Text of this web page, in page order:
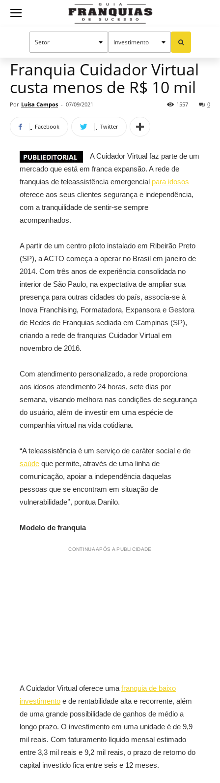
Guia
Mercado de franquias
Franquia Cuidador Virtual
custa menos de R$ 10 mil
Por Luísa Campos - 07/09/2021 0
1557
Facebook Twitter
A Cuidador Virtual faz parte de um
mercado que está em franca expansão. A rede de
franquias de teleassistência emergencial para idosos
oferece aos seus clientes segurança e independência,
com a tranquilidade de sentir-se sempre
acompanhados.
A partir de um centro piloto instalado em Ribeirão Preto
(SP), a ACTO começa a operar no Brasil em janeiro de
2014. Com três anos de experiência consolidada no
interior de São Paulo, na expectativa de ampliar sua
presença para outras cidades do país, associa-se à
Inova Franchising, Formatadora, Expansora e Gestora
de Redes de Franquias sediada em Campinas (SP),
criando a rede de franquias Cuidador Virtual em
novembro de 2016.
Com atendimento personalizado, a rede proporciona
aos idosos atendimento 24 horas, sete dias por
semana, visando melhora nas condições de segurança
do usuário, além de investir em uma espécie de
companhia virtual na vida cotidiana.
“A teleassistência é um serviço de caráter social e de
saúde que permite, através de uma linha de
comunicação, apoiar a independência daquelas
pessoas que se encontram em situação de
vulnerabilidade’’, pontua Danilo.
Modelo de franquia
CONTINUA APÓS A PUBLICIDADE
A Cuidador Virtual oferece uma franquia de baixo
investimento e de rentabilidade alta e recorrente, além
de uma grande possibilidade de ganhos de médio a
longo prazo. O investimento em uma unidade é de 9,9
mil reais. Com faturamento líquido mensal estimado
entre 3,3 mil reais e 9,2 mil reais, o prazo de retorno do
capital investido fica entre seis e 12 meses.